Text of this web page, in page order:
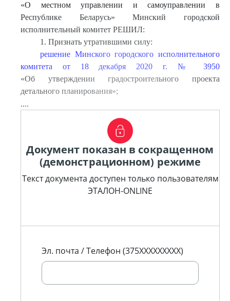
«О местном управлении и самоуправлении в
Республике Беларусь» Минский городской
исполнительный комитет РЕШИЛ:
1. Признать утратившими силу:
решение Минского городского исполнительного
комитета от 18 декабря 2020 г. № 3950
«Об утверждении градостроительного проекта
детального планирования»;
....
Документ показан в сокращенном
(демонстрационном) режиме
Текст документа доступен только пользователям
ЭТАЛОН-ONLINE
Эл. почта / Телефон (375XXXXXXXXX)